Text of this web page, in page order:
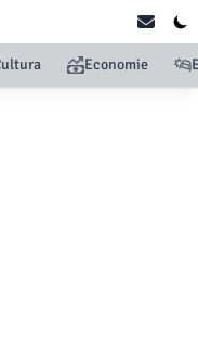
Economie